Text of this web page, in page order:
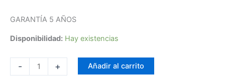
GARANTÍA 5 AÑOS
Disponibilidad: Hay existencias
- + Añadir al carrito